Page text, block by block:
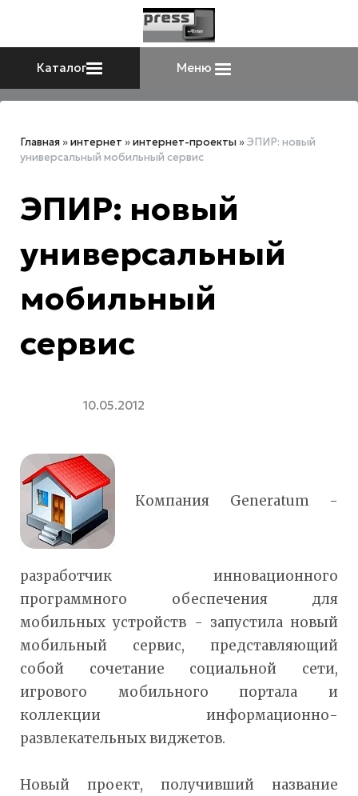
Каталог Меню
Главная »интернет »интернет-проекты »ЭПИР: новый
универсальный мобильный сервис
ЭПИР: новый
универсальный
мобильный
сервис
10.05.2012
Компания Generatum -
разработчик инновационного
программного обеспечения для
мобильных устройств - запустила новый
мобильный сервис, представляющий
собой сочетание социальной сети,
игрового мобильного портала и
коллекции информационно-
развлекательных виджетов.
Новый проект, получивший название